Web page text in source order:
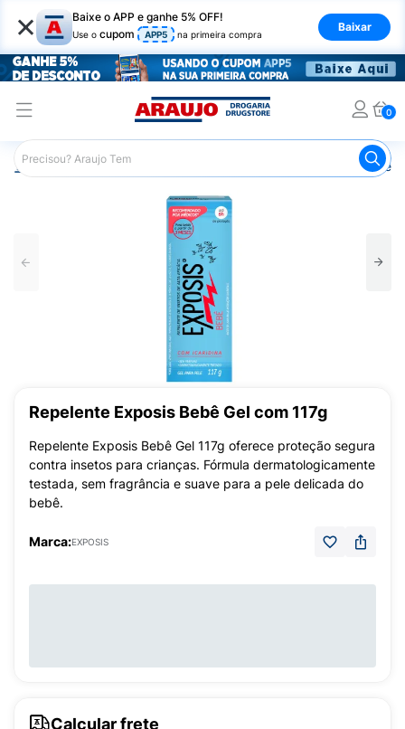
× Baixe o APP e ganhe 5% OFF!
Use o cupom APP5 na primeira compra
Baixar
0
Araujo Beleza e Cuidados
Repelente Exposis Bebê Gel com 117g
Repelente Exposis Bebê Gel 117g oferece proteção segura
contra insetos para crianças. Fórmula dermatologicamente
testada, sem fragrância e suave para a pele delicada do
bebê.
Marca:EXPOSIS
Calcular frete